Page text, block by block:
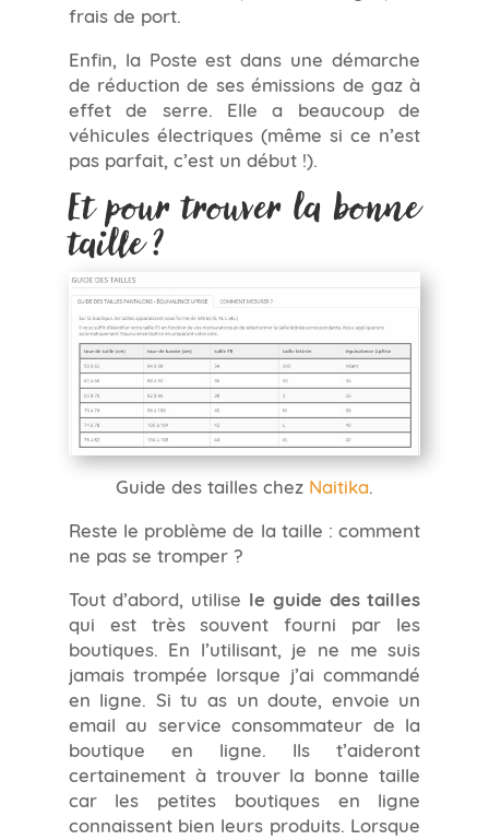
frais de port.
Enfin, la Poste est dans une démarche
de réduction de ses émissions de gaz à
effet de serre. Elle a beaucoup de
véhicules électriques (même si ce n’est
pas parfait, c’est un début !).
Et pour trouver la bonne
taille ?
Guide des tailles chez Naitika.
Reste le problème de la taille : comment
ne pas se tromper ?
Tout d’abord, utilise le guide des tailles
qui est très souvent fourni par les
boutiques. En l’utilisant, je ne me suis
jamais trompée lorsque j’ai commandé
en ligne. Si tu as un doute, envoie un
email au service consommateur de la
boutique en ligne. Ils t’aideront
certainement à trouver la bonne taille
car les petites boutiques en ligne
connaissent bien leurs produits. Lorsque